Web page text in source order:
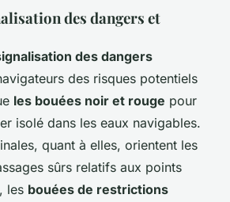
des dangers et
des dangers
des risques potentiels
les bouées noir et rouge pour
isolé dans les eaux navigables.
quant à elles, orientent les
sûrs relatifs aux points
les bouées de restrictions